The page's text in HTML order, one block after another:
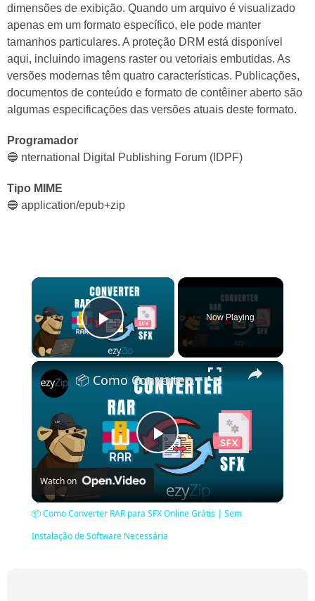
dimensões de exibição. Quando um arquivo é visualizado
apenas em um formato específico, ele pode manter
tamanhos particulares. A proteção DRM está disponível
aqui, incluindo imagens raster ou vetoriais embutidas. As
versões modernas têm quatro características. Publicações,
documentos de conteúdo e formato de contêiner aberto são
algumas especificações das versões atuais deste formato.
Programador
🔵 nternational Digital Publishing Forum (IDPF)
Tipo MIME
🔵 application/epub+zip
×
Play Video
Now Playing
×
Play
Video
📦 Como Converter RAR para SFX Online Grátis | Sem Instalação de Software Necessária
Watch on
📦 Como Converter RAR para SFX Online Grátis | Sem
Instalação de Software Necessária